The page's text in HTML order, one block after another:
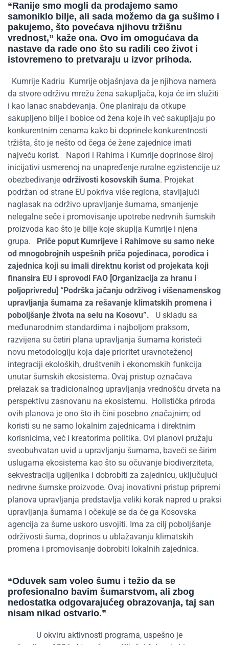
“Ranije smo mogli da prodajemo samo
samoniklo bilje, ali sada možemo da ga sušimo i
pakujemo, što povećava njihovu tržišnu
vrednost,” kaže ona. Ovo im omogućava da
nastave da rade ono što su radili ceo život i
istovremeno to pretvaraju u izvor prihoda.
Kumrije Kadriu Kumrije objašnjava da je njihova namera
da stvore održivu mrežu žena sakupljača, koja će im služiti
i kao lanac snabdevanja. One planiraju da otkupe
sakupljeno bilje i bobice od žena koje ih već sakupljaju po
konkurentnim cenama kako bi doprinele konkurentnosti
tržišta, što je nešto od čega će žene zajednice imati
najveću korist.
Napori i Rahima i Kumrije doprinose široj
inicijativi usmerenoj na unapređenje ruralne egzistencije uz
obezbeđivanje održivosti kosovskih šuma. Projekat
podržan od strane EU pokriva više regiona, stavljajući
naglasak na održivo upravljanje šumama, smanjenje
nelegalne seče i promovisanje upotrebe nedrvnih šumskih
proizvoda kao što je bilje koje skuplja Kumrije i njena
grupa.
Priče poput Kumrijeve i Rahimove su samo neke
od mnogobrojnih uspešnih priča pojedinaca, porodica i
zajednica koji su imali direktnu korist od projekata koji
finansira EU i sprovodi FAO [Organizacija za hranu i
poljoprivredu] “Podrška jačanju održivog i višenamenskog
upravljanja šumama za rešavanje klimatskih promena i
poboljšanje života na selu na Kosovu”.
U skladu sa
međunarodnim standardima i najboljom praksom,
razvijena su četiri plana upravljanja šumama koristeći
novu metodologiju koja daje prioritet uravnoteženoj
integraciji ekoloških, društvenih i ekonomskih funkcija
unutar šumskih ekosistema. Ovaj pristup označava
prelazak sa tradicionalnog upravljanja vrednošću drveta na
perspektivu zasnovanu na ekosistemu. Holistička priroda
ovih planova je ono što ih čini posebno značajnim; od
koristi su ne samo lokalnim zajednicama i direktnim
korisnicima, već i kreatorima politika. Ovi planovi pružaju
sveobuhvatan uvid u upravljanju šumama, baveći se širim
uslugama ekosistema kao što su očuvanje biodiverziteta,
sekvestracija ugljenika i dobrobiti za zajednicu, uključujući
nedrvne šumske proizvode. Ovaj inovativni pristup pripremi
planova upravljanja predstavlja veliki korak napred u praksi
upravljanja šumama i očekuje se da će ga Kosovska
agencija za šume uskoro usvojiti. Ima za cilj poboljšanje
održivosti šuma, doprinos u ublažavanju klimatskih
promena i promovisanje dobrobiti lokalnih zajednica.
“Oduvek sam voleo šumu i težio da se
profesionalno bavim šumarstvom, ali zbog
nedostatka odgovarajućeg obrazovanja, taj san
nisam nikad ostvario.”
U okviru aktivnosti programa, uspešno je